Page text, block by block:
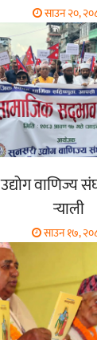
साउन २०,
वाणिज्य
र्‍याली
साउन १७,